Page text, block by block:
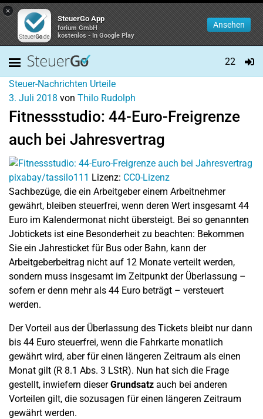
×
SteuerGo App
forium GmbH
kostenlos - In Google Play
Ansehen
22
Steuer-Nachrichten Urteile
3. Juli 2018 von Thilo Rudolph
Fitnessstudio: 44-Euro-Freigrenze
auch bei Jahresvertrag
pixabay/tassilo111 Lizenz: CC0-Lizenz
Sachbezüge, die ein Arbeitgeber einem Arbeitnehmer
gewährt, bleiben steuerfrei, wenn deren Wert insgesamt 44
Euro im Kalendermonat nicht übersteigt. Bei so genannten
Jobtickets ist eine Besonderheit zu beachten: Bekommen
Sie ein Jahresticket für Bus oder Bahn, kann der
Arbeitgeberbeitrag nicht auf 12 Monate verteilt werden,
sondern muss insgesamt im Zeitpunkt der Überlassung –
sofern er denn mehr als 44 Euro beträgt – versteuert
werden.
Der Vorteil aus der Überlassung des Tickets bleibt nur dann
bis 44 Euro steuerfrei, wenn die Fahrkarte monatlich
gewährt wird, aber für einen längeren Zeitraum als einen
Monat gilt (R 8.1 Abs. 3 LStR). Nun hat sich die Frage
gestellt, inwiefern dieserGrundsatz auch bei anderen
Vorteilen gilt, die sozusagen für einen längeren Zeitraum
gewährt werden.